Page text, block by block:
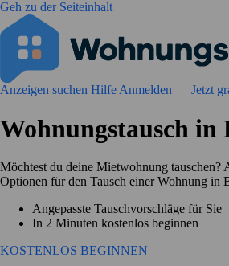
Geh zu der Seiteinhalt
Anzeigen suchen Hilfe Anmelden Jetzt
Wohnungstausch in
Möchtest du deine Mietwohnung tauschen?
Optionen für den Tausch einer Wohnung in
Angepasste Tauschvorschläge für Sie
In 2 Minuten kostenlos beginnen
KOSTENLOS BEGINNEN